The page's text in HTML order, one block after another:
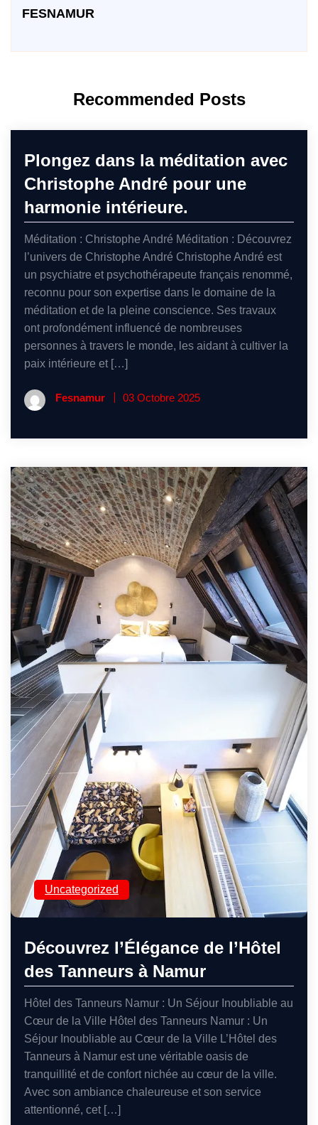
FESNAMUR
Recommended Posts
Plongez dans la méditation avec
Christophe André pour une
harmonie intérieure.
Méditation : Christophe André Méditation : Découvrez
l’univers de Christophe André Christophe André est
un psychiatre et psychothérapeute français renommé,
reconnu pour son expertise dans le domaine de la
méditation et de la pleine conscience. Ses travaux
ont profondément influencé de nombreuses
personnes à travers le monde, les aidant à cultiver la
paix intérieure et […]
Fesnamur 03 Octobre 2025
Uncategorized
Découvrez l’Élégance de l’Hôtel
des Tanneurs à Namur
Hôtel des Tanneurs Namur : Un Séjour Inoubliable au
Cœur de la Ville Hôtel des Tanneurs Namur : Un
Séjour Inoubliable au Cœur de la Ville L’Hôtel des
Tanneurs à Namur est une véritable oasis de
tranquillité et de confort nichée au cœur de la ville.
Avec son ambiance chaleureuse et son service
attentionné, cet […]